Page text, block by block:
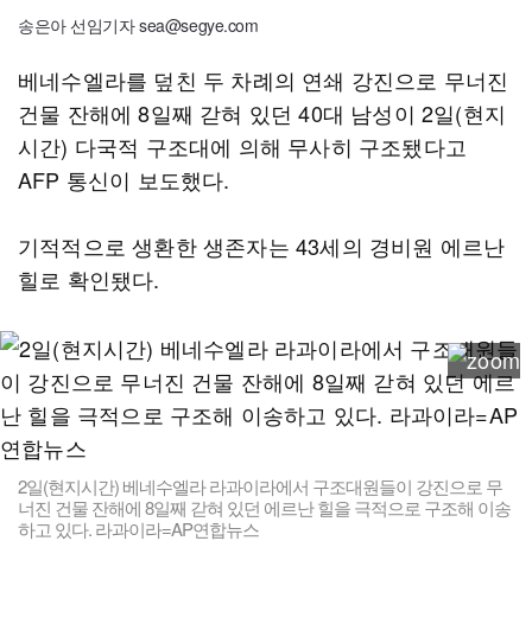
송은아 선임기자 sea@segye.com
베네수엘라를 덮친 두 차례의 연쇄 강진으로 무너진
건물 잔해에 8일째 갇혀 있던 40대 남성이 2일(현지
시간) 다국적 구조대에 의해 무사히 구조됐다고
AFP 통신이 보도했다.
기적적으로 생환한 생존자는 43세의 경비원 에르난
힐로 확인됐다.
2일(현지시간) 베네수엘라 라과이라에서 구조대원들이 강진으로 무
너진 건물 잔해에 8일째 갇혀 있던 에르난 힐을 극적으로 구조해 이송
하고 있다. 라과이라=AP연합뉴스